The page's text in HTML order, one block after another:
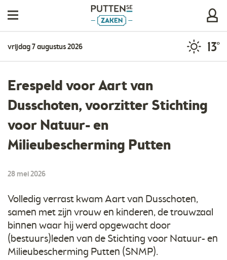
vrijdag 7 augustus 2026 13°
Erespeld voor Aart van
Dusschoten, voorzitter Stichting
voor Natuur- en
Milieubescherming Putten
28 mei 2026
Volledig verrast kwam Aart van Dusschoten,
samen met zijn vrouw en kinderen, de trouwzaal
binnen waar hij werd opgewacht door
(bestuurs)leden van de Stichting voor Natuur- en
Milieubescherming Putten (SNMP).